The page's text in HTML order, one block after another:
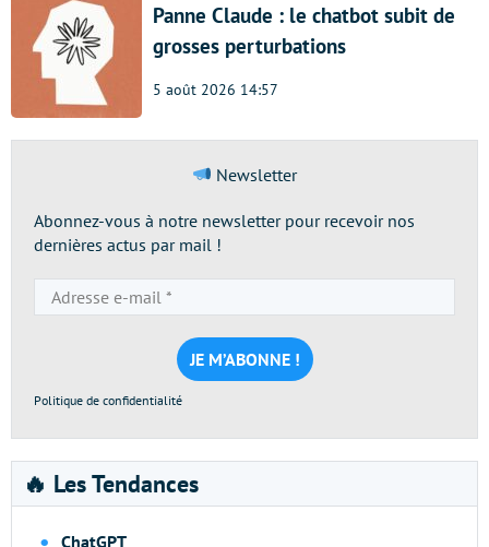
Panne Claude : le chatbot subit de
grosses perturbations
5 août 2026 14:57
Newsletter
Abonnez-vous à notre newsletter pour recevoir nos
dernières actus par mail !
e-
mail
*
Politique de confidentialité
🔥 Les Tendances
ChatGPT